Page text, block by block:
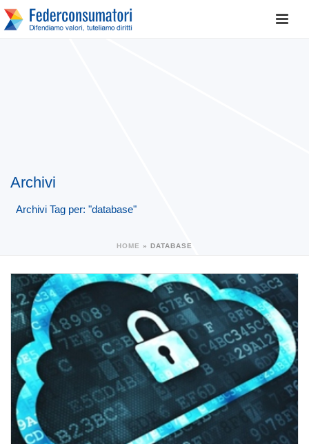
Archivi
Archivi Tag per: "database"
HOME » DATABASE